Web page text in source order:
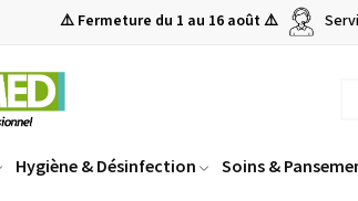
⚠️ Fermeture du 1 au 16 août ⚠️
Hygiène & Désinfection Soins &